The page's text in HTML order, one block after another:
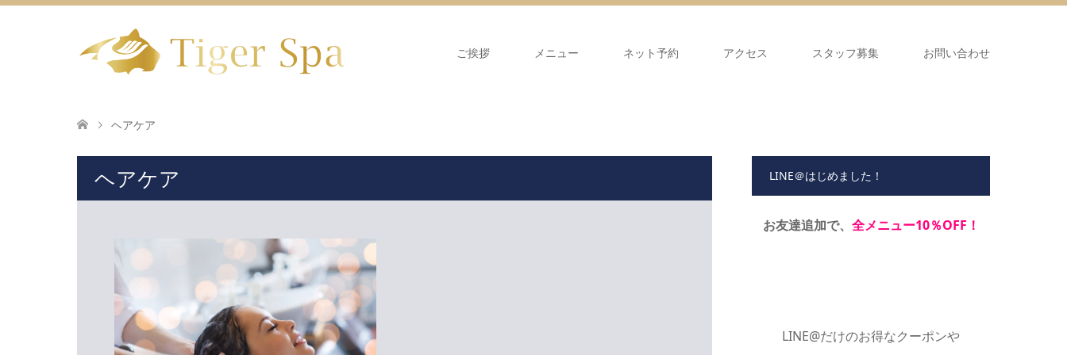
ご挨拶 メニュー ネット予約 アクセス スタッフ募集 お問い合わせ
ヘアケア
ヘアケア LINE＠はじめました！
お友達追加で、 全メニュー10％OFF！
LINE@だけのお得なクーポンや